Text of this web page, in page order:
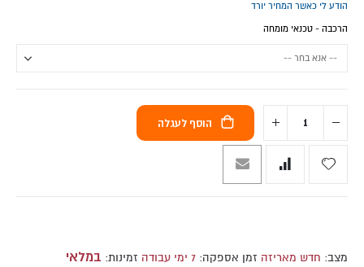
הודע לי כאשר המחיר יורד
הרכבה - טכנאי מומחה
הוסף לעגלה
מצב: חדש מאריזה זמן אספקה: 7 ימי עבודה זמינות: במלאי